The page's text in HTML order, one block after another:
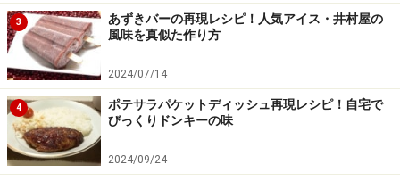
3
あずきバーの再現レシピ！人気アイス・井村屋の
風味を真似た作り方
2024/07/14
4
ポテサラパケットディッシュ再現レシピ！自宅で
びっくりドンキーの味
2024/09/24